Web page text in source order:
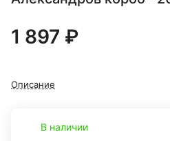
1 897 ₽
Описание
В наличии